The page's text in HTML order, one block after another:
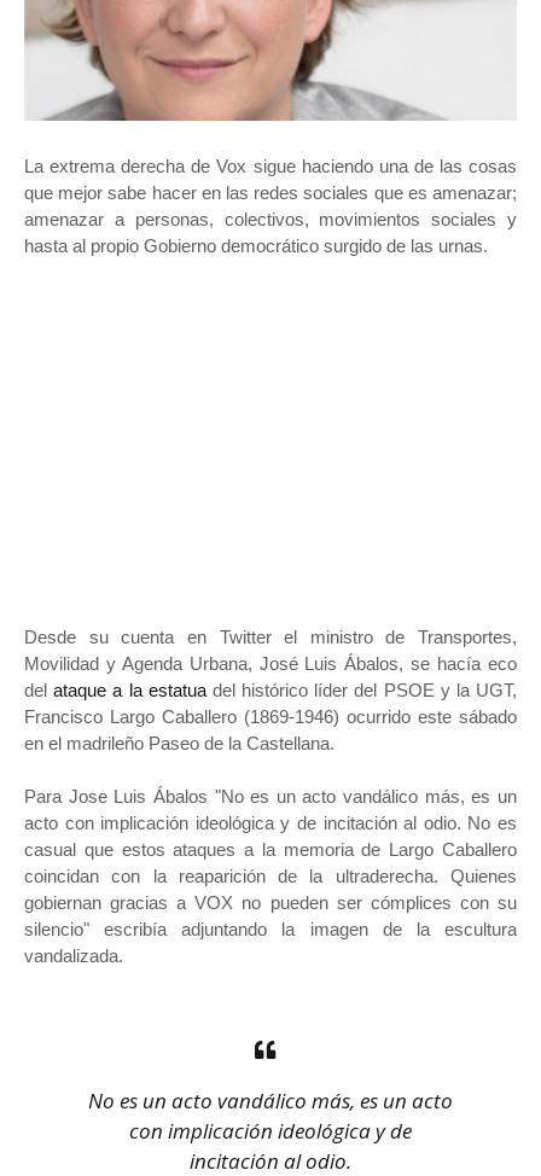
La extrema derecha de Vox sigue haciendo una de las cosas
que mejor sabe hacer en las redes sociales que es amenazar;
amenazar a personas, colectivos, movimientos sociales y
hasta al propio Gobierno democrático surgido de las urnas.
Desde su cuenta en Twitter el ministro de Transportes,
Movilidad y Agenda Urbana, José Luis Ábalos, se hacía eco
del ataque a la estatuadel histórico líder del PSOE y la UGT,
Francisco Largo Caballero (1869-1946) ocurrido este sábado
en el madrileño Paseo de la Castellana.
Para Jose Luis Ábalos "No es un acto vandálico más, es un
acto con implicación ideológica y de incitación al odio. No es
casual que estos ataques a la memoria de Largo Caballero
coincidan con la reaparición de la ultraderecha. Quienes
gobiernan gracias a VOX no pueden ser cómplices con su
silencio" escribía adjuntando la imagen de la escultura
vandalizada.
No es un acto vandálico más, es un acto
con implicación ideológica y de
incitación al odio.